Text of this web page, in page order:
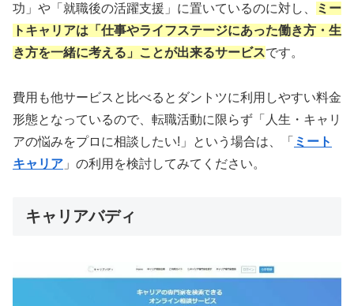
功」や「就職後の活躍支援」に置いているのに対し、
ミー
トキャリアは「仕事やライフステージにあった働き方・生
き方を一緒に考える」ことが出来るサービスです。
費用も他サービスと比べるとダントツに利用しやすい料金
形態となっているので、転職活動に限らず「人生・キャリ
アの悩みをプロに相談したい!」という場合は、「 ミート
キャリア 」の利用を検討してみてください。
キャリアバディ